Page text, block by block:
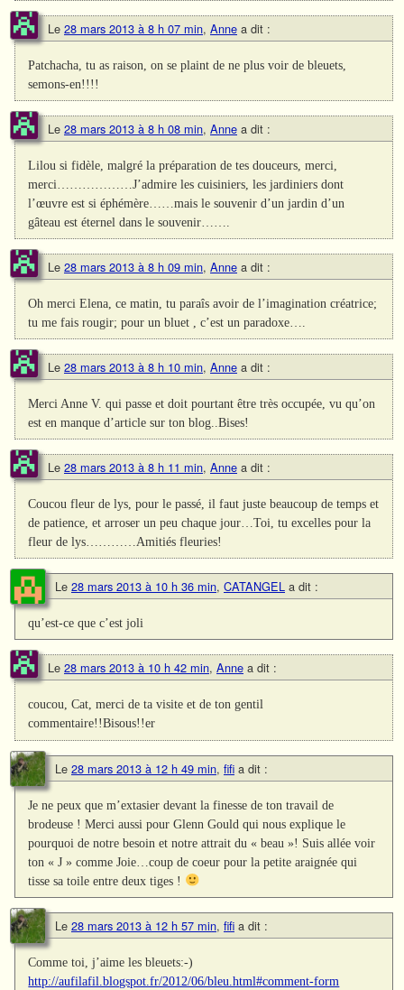
Le 28 mars 2013 à 8 h 07 min, Anne a dit :
Patchacha, tu as raison, on se plaint de ne plus voir de bleuets,
semons-en!!!!
Le 28 mars 2013 à 8 h 08 min, Anne a dit :
Lilou si fidèle, malgré la préparation de tes douceurs, merci,
merci………………J’admire les cuisiniers, les jardiniers dont
l’œuvre est si éphémère……mais le souvenir d’un jardin d’un
gâteau est éternel dans le souvenir…….
Le 28 mars 2013 à 8 h 09 min, Anne a dit :
Oh merci Elena, ce matin, tu paraîs avoir de l’imagination créatrice;
tu me fais rougir; pour un bluet , c’est un paradoxe….
Le 28 mars 2013 à 8 h 10 min, Anne a dit :
Merci Anne V. qui passe et doit pourtant être très occupée, vu qu’on
est en manque d’article sur ton blog..Bises!
Le 28 mars 2013 à 8 h 11 min, Anne a dit :
Coucou fleur de lys, pour le passé, il faut juste beaucoup de temps et
de patience, et arroser un peu chaque jour…Toi, tu excelles pour la
fleur de lys…………Amitiés fleuries!
Le 28 mars 2013 à 10 h 36 min, CATANGEL a dit :
qu’est-ce que c’est joli
Le 28 mars 2013 à 10 h 42 min, Anne a dit :
coucou, Cat, merci de ta visite et de ton gentil
commentaire!!Bisous!!er
Le 28 mars 2013 à 12 h 49 min, fifi a dit :
Je ne peux que m’extasier devant la finesse de ton travail de
brodeuse ! Merci aussi pour Glenn Gould qui nous explique le
pourquoi de notre besoin et notre attrait du « beau »! Suis allée voir
ton « J » comme Joie…coup de coeur pour la petite araignée qui
tisse sa toile entre deux tiges !
Le 28 mars 2013 à 12 h 57 min, fifi a dit :
Comme toi, j’aime les bleuets:-)
http://aufilafil.blogspot.fr/2012/06/bleu.html#comment-form